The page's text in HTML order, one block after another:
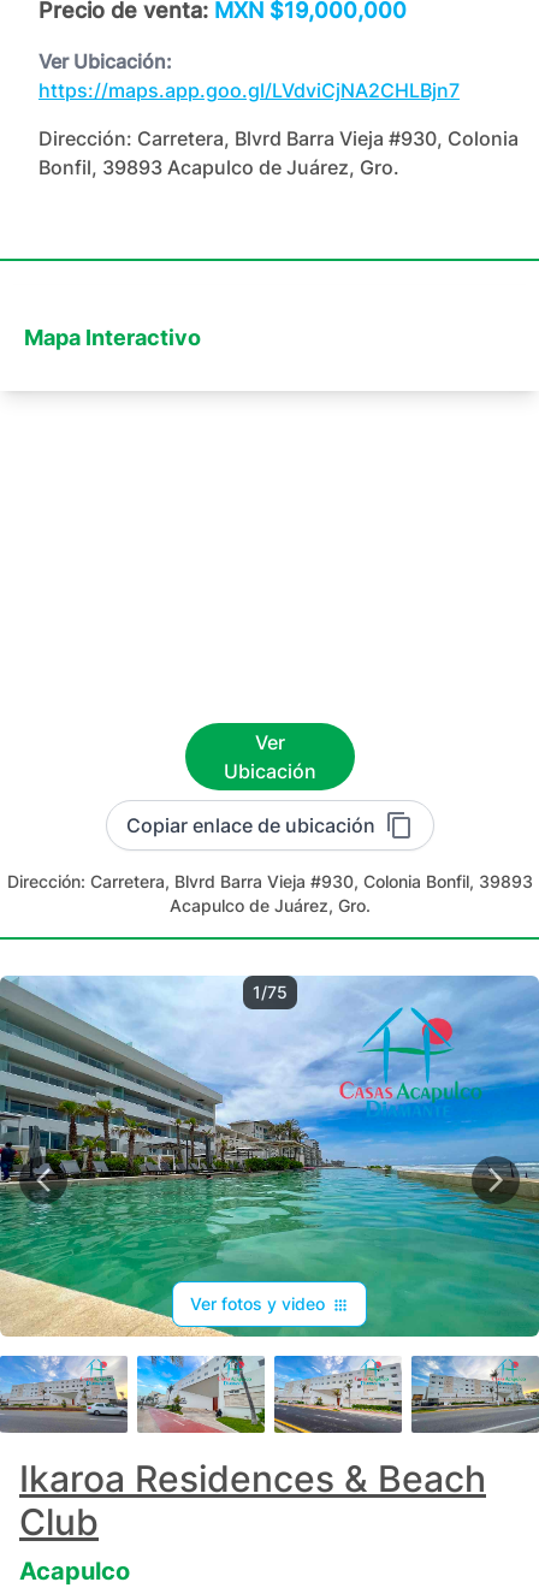
Precio de venta: MXN $19,000,000
Ver Ubicación:
https://maps.app.goo.gl/LVdviCjNA2CHLBjn7
Dirección: Carretera, Blvrd Barra Vieja #930, Colonia
Bonfil, 39893 Acapulco de Juárez, Gro.
Mapa Interactivo
Ver
Ubicación
Copiar enlace de ubicación
Dirección: Carretera, Blvrd Barra Vieja #930, Colonia Bonfil, 39893
Acapulco de Juárez, Gro.
1/75
Ver fotos y video
Ikaroa Residences & Beach
Club
Acapulco